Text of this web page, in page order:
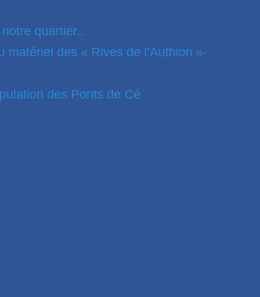
quartier..
matériel des « Rives de l’Authion »-
des Ponts de Cé